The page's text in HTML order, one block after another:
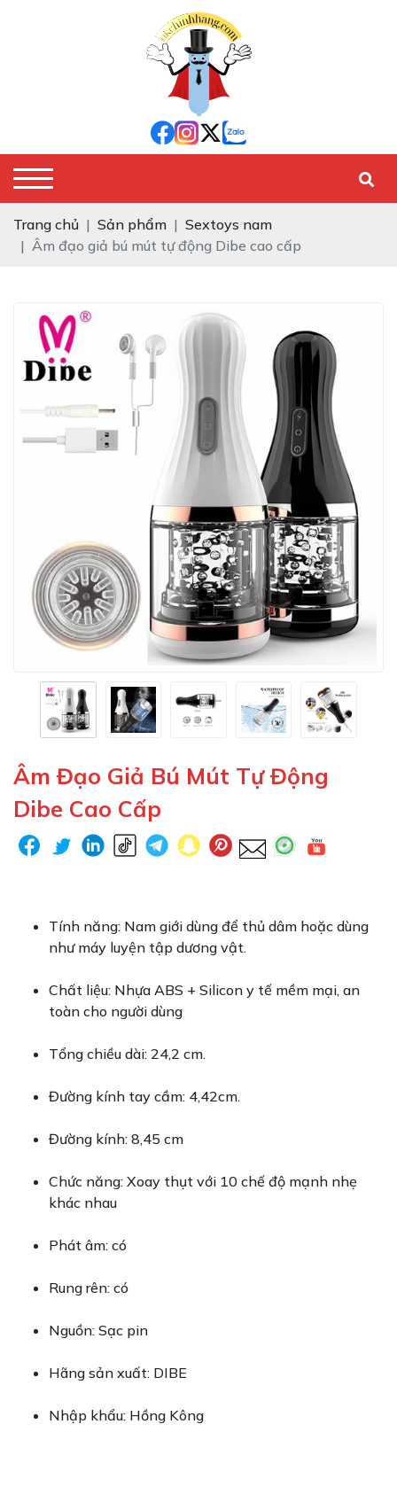
Trang chủ Sản phẩm
Sextoys nam
Âm đạo giả bú mút tự động Dibe cao cấp
Âm Đạo Giả Bú Mút Tự Động
Dibe Cao Cấp
Tính năng: Nam giới dùng để thủ dâm hoặc dùng
như máy luyện tập dương vật.
Chất liệu: Nhựa ABS + Silicon y tế mềm mại, an
toàn cho người dùng
Tổng chiều dài: 24,2 cm.
Đường kính tay cầm: 4,42cm.
Đường kính: 8,45 cm
Chức năng: Xoay thụt với 10 chế độ mạnh nhẹ
khác nhau
Phát âm: có
Rung rên: có
Nguồn: Sạc pin
Hãng sản xuất: DIBE
Nhập khẩu: Hồng Kông